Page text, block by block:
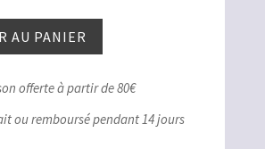
AU PANIER
offerte à partir de 80€
ou remboursé pendant 14 jours